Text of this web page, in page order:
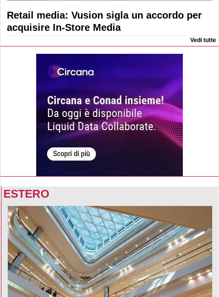
Retail media: Vusion sigla un accordo per
acquisire In-Store Media
Vedi tutte
ESTERO